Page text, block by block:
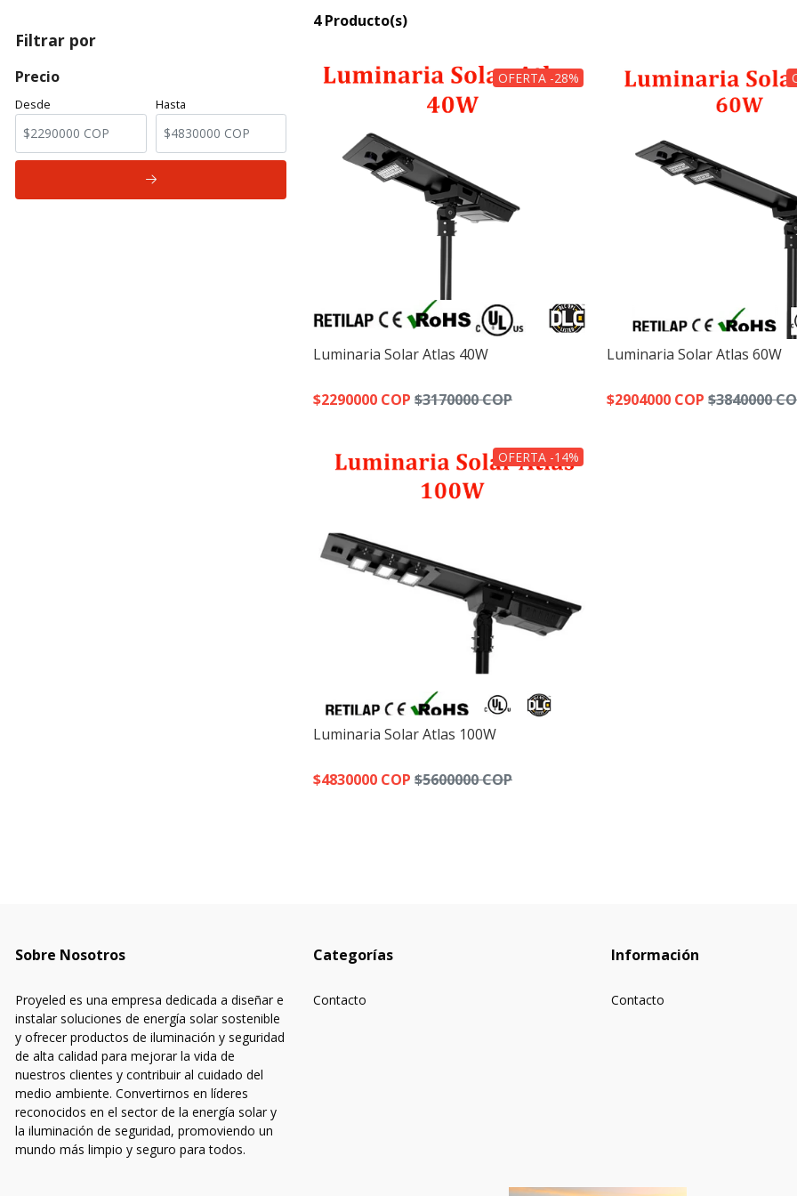
Filtrar por
Precio
Desde Hasta
4 Producto(s)
OFERTA -28%
Luminaria Solar Atlas 40W
$2290000 COP $3170000 COP
Luminaria Solar Atlas 60W
$2904000 COP $3840000
OFERTA -14%
Luminaria Solar Atlas 100W
$4830000 COP $5600000 COP
Sobre Nosotros
Proyeled es una empresa dedicada a diseñar e
instalar soluciones de energía solar sostenible
y ofrecer productos de iluminación y seguridad
de alta calidad para mejorar la vida de
nuestros clientes y contribuir al cuidado del
medio ambiente. Convertirnos en líderes
reconocidos en el sector de la energía solar y
la iluminación de seguridad, promoviendo un
mundo más limpio y seguro para todos.
Categorías
Contacto
Información
Contacto